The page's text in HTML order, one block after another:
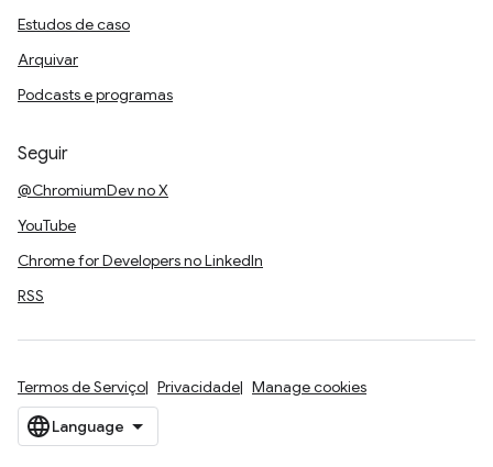
Estudos de caso
Arquivar
Podcasts e programas
Seguir
@ChromiumDev no X
YouTube
Chrome for Developers no LinkedIn
RSS
Termos de Serviço Privacidade Manage cookies